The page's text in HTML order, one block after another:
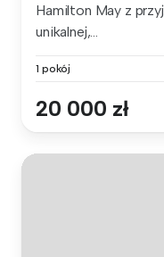
Hamilton May z
unikalnej,...
1 pokój
20 000 zł